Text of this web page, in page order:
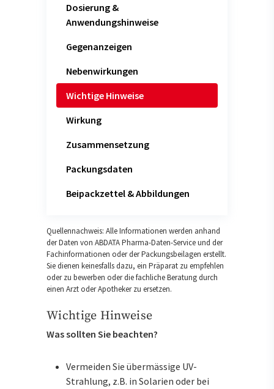
Dosierung &
Anwendungshinweise
Gegenanzeigen
Nebenwirkungen
Wichtige Hinweise
Wirkung
Zusammensetzung
Packungsdaten
Beipackzettel & Abbildungen
Quellennachweis: Alle Informationen werden anhand
der Daten von ABDATA Pharma-Daten-Service und der
Fachinformationen oder der Packungsbeilagen erstellt.
Sie dienen keinesfalls dazu, ein Präparat zu empfehlen
oder zu bewerben oder die fachliche Beratung durch
einen Arzt oder Apotheker zu ersetzen.
Wichtige Hinweise
Was sollten Sie beachten?
Vermeiden Sie übermässige UV-
Strahlung, z.B. in Solarien oder bei